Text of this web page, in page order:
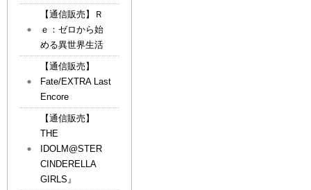
【通信販売】Ｒ
ｅ：ゼロから始
める異世界生活
【通信販売】
Fate/EXTRA Last
Encore
【通信販売】
THE
IDOLM@STER
CINDERELLA
GIRLS』